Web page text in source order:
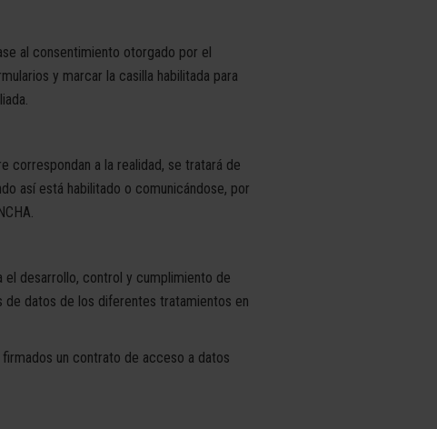
al consentimiento otorgado por el
y marcar la casilla habilitada para
correspondan a la realidad, se tratará de
así está habilitado o comunicándose, por
el desarrollo, control y cumplimiento de
de datos de los diferentes tratamientos en
firmados un contrato de acceso a datos